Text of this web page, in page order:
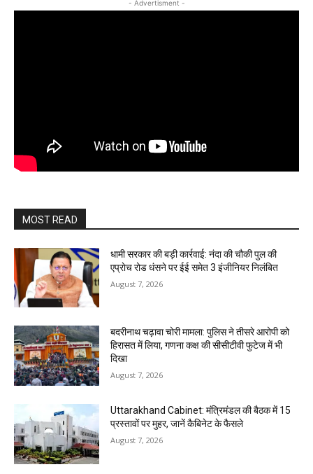
- Advertisment -
MOST READ
धामी सरकार की बड़ी कार्रवाई: नंदा की चौकी पुल की
एप्राेच रोड धंसने पर ईई समेत 3 इंजीनियर निलंबित
August 7, 2026
बदरीनाथ चढ़ावा चोरी मामला: पुलिस ने तीसरे आरोपी को
हिरासत में लिया, गणना कक्ष की सीसीटीवी फुटेज में भी
दिखा
August 7, 2026
Uttarakhand Cabinet: मंत्रिमंडल की बैठक में 15
प्रस्तावों पर मुहर, जानें कैबिनेट के फैसले
August 7, 2026